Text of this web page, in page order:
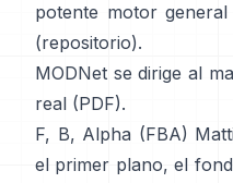
potente motor general
(repositorio).
MODNet se dirige al
real (PDF).
F, B, Alpha (FBA)
el primer plano, el